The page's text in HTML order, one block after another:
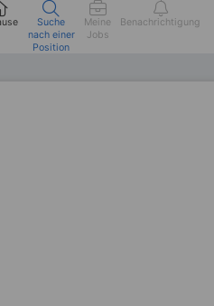
Suche
nach einer
Position
Meine
Jobs
Benachrichtigung